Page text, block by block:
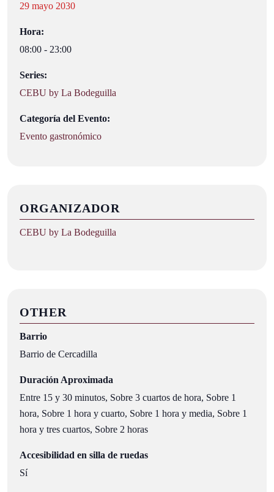
29 mayo 2030
Hora:
08:00 - 23:00
Series:
CEBU by La Bodeguilla
Categoría del Evento:
Evento gastronómico
ORGANIZADOR
CEBU by La Bodeguilla
OTHER
Barrio
Barrio de Cercadilla
Duración Aproximada
Entre 15 y 30 minutos, Sobre 3 cuartos de hora, Sobre 1
hora, Sobre 1 hora y cuarto, Sobre 1 hora y media, Sobre 1
hora y tres cuartos, Sobre 2 horas
Accesibilidad en silla de ruedas
Sí